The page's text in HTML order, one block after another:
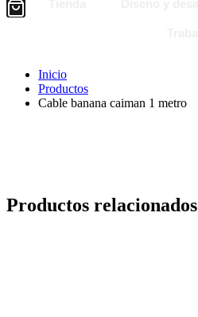
Inicio
Productos
Cable banana caiman 1 metro
Productos relacionados